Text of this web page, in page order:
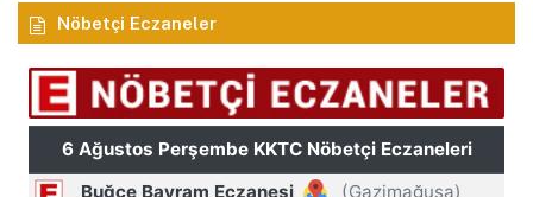
Nöbetçi Eczaneler